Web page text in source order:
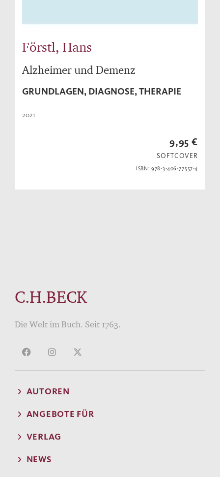
Förstl, Hans
Alzheimer und Demenz
GRUNDLAGEN, DIAGNOSE, THERAPIE
2021
9,95 €
SOFTCOVER
ISBN: 978-3-406-77557-4
C.H.BECK
Die Welt im Buch. Seit 1763.
AUTOREN
ANGEBOTE FÜR
VERLAG
NEWS